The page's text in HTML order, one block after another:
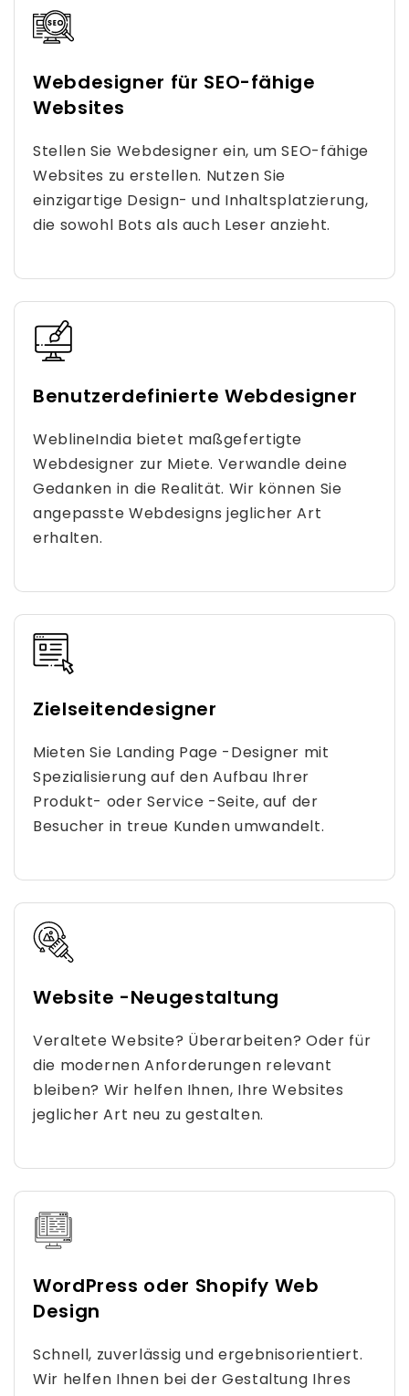
Webdesigner für SEO-fähige
Websites
Stellen Sie Webdesigner ein, um SEO-fähige
Websites zu erstellen. Nutzen Sie
einzigartige Design- und Inhaltsplatzierung,
die sowohl Bots als auch Leser anzieht.
Benutzerdefinierte Webdesigner
WeblineIndia bietet maßgefertigte
Webdesigner zur Miete. Verwandle deine
Gedanken in die Realität. Wir können Sie
angepasste Webdesigns jeglicher Art
erhalten.
Zielseitendesigner
Mieten Sie Landing Page -Designer mit
Spezialisierung auf den Aufbau Ihrer
Produkt- oder Service -Seite, auf der
Besucher in treue Kunden umwandelt.
Website -Neugestaltung
Veraltete Website? Überarbeiten? Oder für
die modernen Anforderungen relevant
bleiben? Wir helfen Ihnen, Ihre Websites
jeglicher Art neu zu gestalten.
WordPress oder Shopify Web
Design
Schnell, zuverlässig und ergebnisorientiert.
Wir helfen Ihnen bei der Gestaltung Ihres